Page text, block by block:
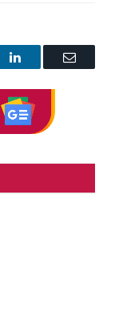
LinkedIn
Correo